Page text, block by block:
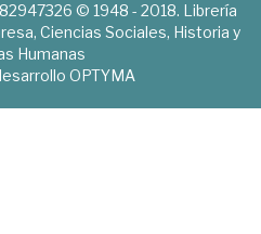
© 1948 - 2018. Librería
Ciencias Sociales, Historia y
Humanas
OPTYMA